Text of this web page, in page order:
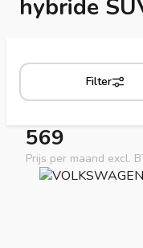
hybride
Filter
569
Prijs per maand excl.